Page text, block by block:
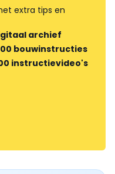
extra tips en
archief
bouwinstructies
instructievideo's